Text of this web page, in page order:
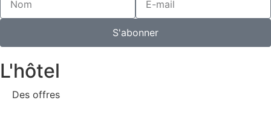
S'abonner
L'hôtel
Des offres